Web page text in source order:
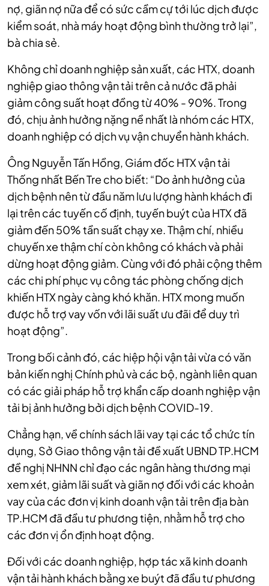
nợ, giãn nợ nữa để có sức cầm cự tới lúc dịch được
kiểm soát, nhà máy hoạt động bình thường trở lại”,
bà chia sẻ.
Không chỉ doanh nghiệp sản xuất, các HTX, doanh
nghiệp giao thông vận tải trên cả nước đã phải
giảm công suất hoạt đồng từ 40% - 90%. Trong
đó, chịu ảnh hưởng nặng nề nhất là nhóm các HTX,
doanh nghiệp có dịch vụ vận chuyển hành khách.
Ông Nguyễn Tấn Hồng, Giám đốc HTX vận tải
Thống nhất Bến Tre cho biết: “Do ảnh hưởng của
dịch bệnh nên từ đầu năm lưu lượng hành khách đi
lại trên các tuyến cố định, tuyến buýt của HTX đã
giảm đến 50% tần suất chạy xe. Thậm chí, nhiều
chuyến xe thậm chí còn không có khách và phải
dừng hoạt động giảm. Cùng với đó phải cộng thêm
các chi phí phục vụ công tác phòng chống dịch
khiến HTX ngày càng khó khăn. HTX mong muốn
được hỗ trợ vay vốn với lãi suất ưu đãi để duy trì
hoạt động”.
Trong bối cảnh đó, các hiệp hội vận tải vừa có văn
bản kiến nghị Chính phủ và các bộ, ngành liên quan
có các giải pháp hỗ trợ khẩn cấp doanh nghiệp vận
tải bị ảnh hưởng bởi dịch bệnh COVID-19.
Chẳng hạn, về chính sách lãi vay tại các tổ chức tín
dụng, Sở Giao thông vận tải đề xuất UBND TP.HCM
đề nghị NHNN chỉ đạo các ngân hàng thương mại
xem xét, giảm lãi suất và giãn nợ đối với các khoản
vay của các đơn vị kinh doanh vận tải trên địa bàn
TP.HCM đã đầu tư phương tiện, nhằm hỗ trợ cho
các đơn vị ổn định hoạt động.
Đối với các doanh nghiệp, hợp tác xã kinh doanh
vận tải hành khách bằng xe buýt đã đầu tư phương